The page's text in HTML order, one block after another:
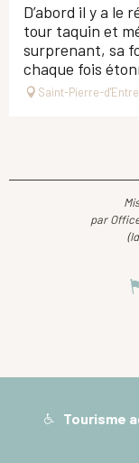
D’abord il y a le
tour taquin et
surprenant, sa
chaque fois
Saint-Pierre-
par
Tourisme